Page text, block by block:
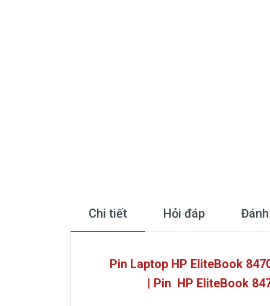
Chi tiết Hỏi đáp
Pin Laptop HP EliteBook
| Pin HP EliteBook